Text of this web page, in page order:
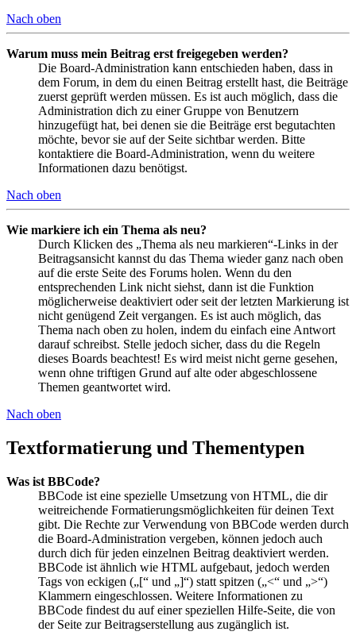
Nach oben
Warum muss mein Beitrag erst freigegeben werden?
Die Board-Administration kann entschieden haben, dass in
dem Forum, in dem du einen Beitrag erstellt hast, die Beiträge
zuerst geprüft werden müssen. Es ist auch möglich, dass die
Administration dich zu einer Gruppe von Benutzern
hinzugefügt hat, bei denen sie die Beiträge erst begutachten
möchte, bevor sie auf der Seite sichtbar werden. Bitte
kontaktiere die Board-Administration, wenn du weitere
Informationen dazu benötigst.
Nach oben
Wie markiere ich ein Thema als neu?
Durch Klicken des „Thema als neu markieren“-Links in der
Beitragsansicht kannst du das Thema wieder ganz nach oben
auf die erste Seite des Forums holen. Wenn du den
entsprechenden Link nicht siehst, dann ist die Funktion
möglicherweise deaktiviert oder seit der letzten Markierung ist
nicht genügend Zeit vergangen. Es ist auch möglich, das
Thema nach oben zu holen, indem du einfach eine Antwort
darauf schreibst. Stelle jedoch sicher, dass du die Regeln
dieses Boards beachtest! Es wird meist nicht gerne gesehen,
wenn ohne triftigen Grund auf alte oder abgeschlossene
Themen geantwortet wird.
Nach oben
Textformatierung und Thementypen
Was ist BBCode?
BBCode ist eine spezielle Umsetzung von HTML, die dir
weitreichende Formatierungsmöglichkeiten für deinen Text
gibt. Die Rechte zur Verwendung von BBCode werden durch
die Board-Administration vergeben, können jedoch auch
durch dich für jeden einzelnen Beitrag deaktiviert werden.
BBCode ist ähnlich wie HTML aufgebaut, jedoch werden
Tags von eckigen („[“ und „]“) statt spitzen („<“ und „>“)
Klammern eingeschlossen. Weitere Informationen zu
BBCode findest du auf einer speziellen Hilfe-Seite, die von
der Seite zur Beitragserstellung aus zugänglich ist.